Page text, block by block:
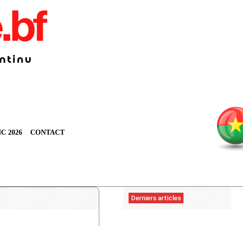
2026 CONTACT
Derniers articles